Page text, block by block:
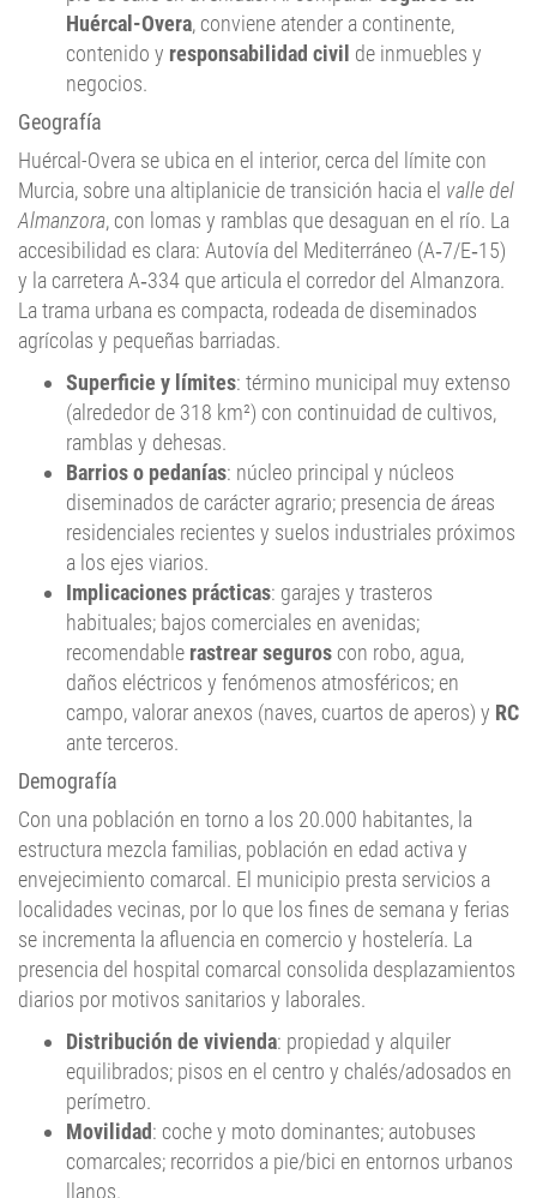
contenido yresponsabilidad civil de inmuebles y
negocios.
Geografía
Huércal-Overa se ubica en el interior, cerca del límite con
Murcia, sobre una altiplanicie de transición hacia elvalle del
Almanzora, con lomas y ramblas que desaguan en el río. La
accesibilidad es clara: Autovía del Mediterráneo (A‑7/E‑15)
y la carretera A‑334 que articula el corredor del Almanzora.
La trama urbana es compacta, rodeada de diseminados
agrícolas y pequeñas barriadas.
Superficie y límites: término municipal muy extenso
(alrededor de 318 km²) con continuidad de cultivos,
ramblas y dehesas.
Barrios o pedanías
: núcleo principal y núcleos
diseminados de carácter agrario; presencia de áreas
residenciales recientes y suelos industriales próximos
a los ejes viarios.
Implicaciones prácticas
habituales; bajos comerciales en avenidas;
recomendablerastrear seguroscon robo, agua,
daños eléctricos y fenómenos atmosféricos; en
campo, valorar anexos (naves, cuartos de aperos) y
ante terceros.
Demografía
Con una población en torno a los 20.000 habitantes, la
estructura mezcla familias, población en edad activa y
envejecimiento comarcal. El municipio presta servicios a
localidades vecinas, por lo que los fines de semana y ferias
se incrementa la afluencia en comercio y hostelería. La
presencia del hospital comarcal consolida desplazamientos
diarios por motivos sanitarios y laborales.
Distribución de vivienda: propiedad y alquiler
equilibrados; pisos en el centro y chalés/adosados en
perímetro.
Movilidad
: coche y moto dominantes; autobuses
comarcales; recorridos a pie/bici en entornos urbanos
llanos.
Implicaciones de protección